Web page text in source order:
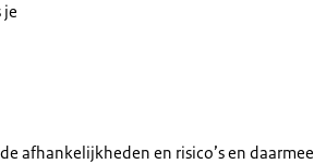
je
afhankelijkheden en risico’s en daarmee